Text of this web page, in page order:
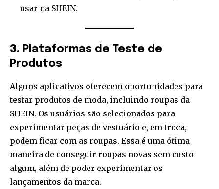
usar na SHEIN.
3. Plataformas de Teste de
Produtos
Alguns aplicativos oferecem oportunidades para
testar produtos de moda, incluindo roupas da
SHEIN. Os usuários são selecionados para
experimentar peças de vestuário e, em troca,
podem ficar com as roupas. Essa é uma ótima
maneira de conseguir roupas novas sem custo
algum, além de poder experimentar os
lançamentos da marca.